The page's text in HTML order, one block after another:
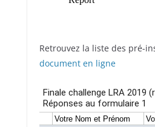
Retrouvez la liste des pré-
document en ligne